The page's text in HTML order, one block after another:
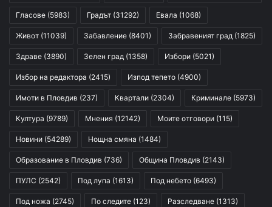
Гласове (5983) Градът (31292) Евала (1068)
Живот (11039) Забавление (8401) Забравеният град (1825)
Здраве (3890) Зелен град (1358) Избори (5021)
Избор на редактора (2415) Изпод тепето (4900)
Имоти в Пловдив (237) Квартали (2304) Криминале (5973)
Култура (9789) Мнения (12142) Моите отговори (115)
Новини (54289) Нощна смяна (1484)
Образование в Пловдив (736) Община Пловдив (2143)
ПУЛС (2542) Под лупа (1613) Под небето (6493)
Под ножа (2745) По следите (123) Разследване (1313)